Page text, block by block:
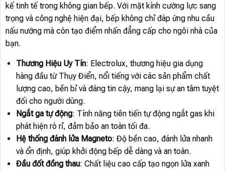
kế tinh tế trong không gian bếp. Với mặt kính cường lực sang
trọng và công nghệ hiện đại, bếp không chỉ đáp ứng nhu cầu
nấu nướng mà còn tạo điểm nhấn đẳng cấp cho ngôi nhà của
bạn.
Thương Hiệu Uy Tín: Electrolux, thương hiệu gia dụng
hàng đầu từ Thụy Điển, nổi tiếng với các sản phẩm chất
lượng cao, bền bỉ và đáng tin cậy, mang lại sự an tâm tuyệt
đối cho người dùng.
Ngắt ga tự động: Tính năng tiên tiến tự động ngắt gas khi
phát hiện rò rỉ, đảm bảo an toàn tối đa.
Hệ thống đánh lửa Magneto: Độ bền cao, đánh lửa nhanh
và ổn định, giúp khởi động bếp dễ dàng và an toàn.
Đầu đốt đồng thau: Chất liệu cao cấp tạo ngọn lửa xanh